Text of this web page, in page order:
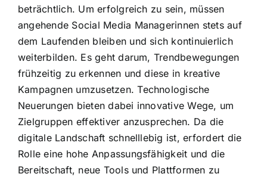
beträchtlich. Um erfolgreich zu sein, müssen
angehende Social Media Managerinnen stets auf
dem Laufenden bleiben und sich kontinuierlich
weiterbilden. Es geht darum, Trendbewegungen
frühzeitig zu erkennen und diese in kreative
Kampagnen umzusetzen. Technologische
Neuerungen bieten dabei innovative Wege, um
Zielgruppen effektiver anzusprechen. Da die
digitale Landschaft schnelllebig ist, erfordert die
Rolle eine hohe Anpassungsfähigkeit und die
Bereitschaft, neue Tools und Plattformen zu